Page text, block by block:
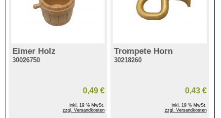
Eimer Holz
30026750
0,49 €
inkl. 19 % MwSt.
zzgl. Versandkosten
Trompete Horn
30218260
0,43 €
inkl. 19 % MwSt.
zzgl. Versandkosten